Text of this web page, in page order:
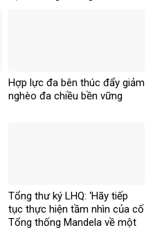
Hợp lực đa bên thúc đẩy giảm
nghèo đa chiều bền vững
Tổng thư ký LHQ: ‘Hãy tiếp
tục thực hiện tầm nhìn của cố
Tổng thống Mandela về một